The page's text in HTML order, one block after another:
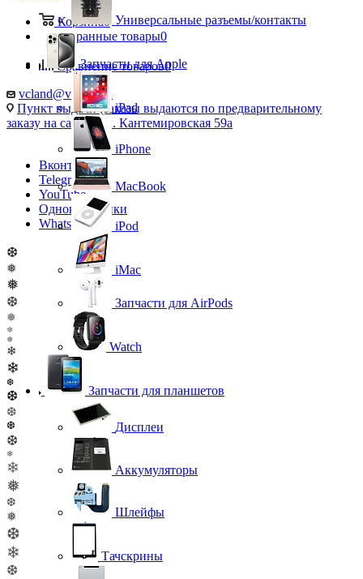
Корзина0
Избранные товары0
Сравнение товаров0
vcland@vcland.ru
Пункт выдачи (заказы выдаются по предварительному
заказу на сайте), ул. Кантемировская 59а
Вконтакте
Telegram
YouTube
Одноклассники
WhatsApp
❆
❅
❅
❆
❅
❄
❅
❄
❄
❆
❆
❆
❆
❆
❄
❄
❅
❆
❅
❆
❄
❆
Универсальные разъемы/контакты
Запчасти для Apple
iPad
iPhone
MacBook
iPod
iMac
Запчасти для AirPods
Watch
Запчасти для планшетов
Дисплеи
Аккумуляторы
Шлейфы
Тачскрины